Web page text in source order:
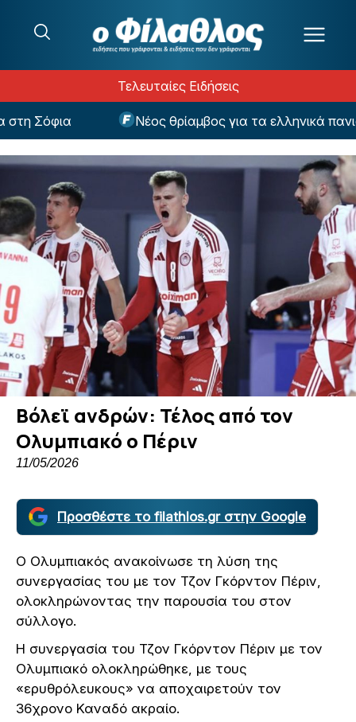
Τελευταίες Ειδήσεις
Σόφια Νέος θρίαμβος για τα ελληνικά
Βόλεϊ ανδρών: Τέλος από τον
Ολυμπιακό ο Πέριν
11/05/2026
Προσθέστε το filathlos.gr στην Google
Ο Ολυμπιακός ανακοίνωσε τη λύση της
συνεργασίας του με τον Τζον Γκόρντον Πέριν,
ολοκληρώνοντας την παρουσία του στον
σύλλογο.
Η συνεργασία του Τζον Γκόρντον Πέριν με τον
Ολυμπιακό ολοκληρώθηκε, με τους
«ερυθρόλευκους» να αποχαιρετούν τον
36χρονο Καναδό ακραίο.